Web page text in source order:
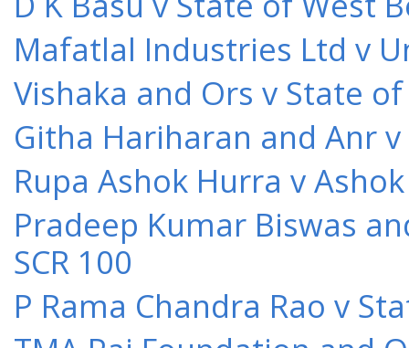
Mafatlal Industries Ltd v
Vishaka and Ors v State
Githa Hariharan and Anr
Rupa Ashok Hurra v
Pradeep Kumar Biswas
SCR 100
P Rama Chandra Rao v